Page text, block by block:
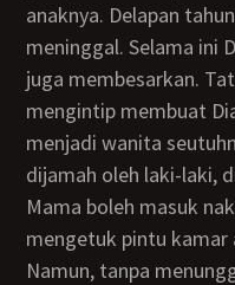
anaknya. Delapan
meninggal. Selama ini
juga membesarkan.
mengintip membuat
menjadi wanita
dijamah oleh laki-laki,
Mama boleh masuk nak? tanya Diana setelah
mengetuk pintu kamar
Namun, tanpa menunggu jawaban, Diana langsung